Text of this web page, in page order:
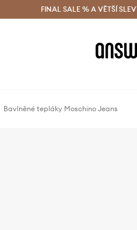
zdarma (od 1800 Kč)
FINAL SALE % A VĚTŠÍ
Bavlněné tepláky Moschino Jeans